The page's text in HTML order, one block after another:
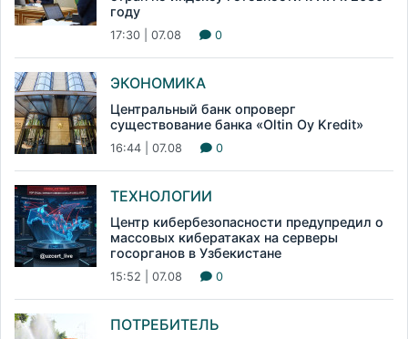
году
17:30 | 07.08 0
ЭКОНОМИКА
Центральный банк опроверг
существование банка «Oltin Oy Kredit»
16:44 | 07.08 0
ТЕХНОЛОГИИ
Центр кибербезопасности предупредил о
массовых кибератаках на серверы
госорганов в Узбекистане
15:52 | 07.08 0
ПОТРЕБИТЕЛЬ